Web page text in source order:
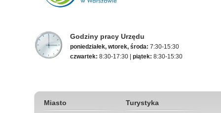
Godziny pracy Urzędu
poniedziałek, wtorek, środa: 7:30-15:30
czwartek: 8:30-17:30 | piątek: 8:30-15:30
Miasto Turystyka